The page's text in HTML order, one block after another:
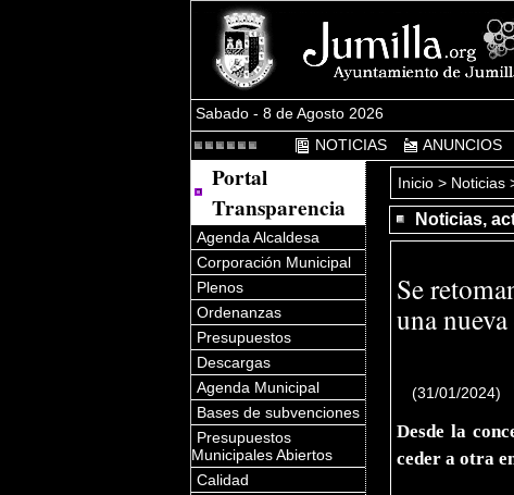
Sabado - 8 de Agosto 2026
NOTICIAS
ANUNCIOS
Portal
Transparencia
Agenda Alcaldesa
Corporación Municipal
Plenos
Ordenanzas
Presupuestos
Descargas
Agenda Municipal
Bases de subvenciones
Presupuestos
Municipales Abiertos
Calidad
Inicio> Noticias
Noticias,
Se
una
(31/01/2024)
Desde la
ceder a otra